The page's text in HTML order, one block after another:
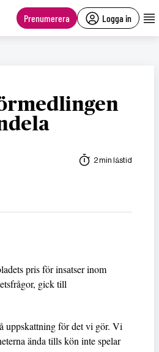
Prenumerera Logga in
2 min lästid
pris för insatser inom
gick till
uppskattning för det vi gör. Vi
ända tills kön inte spelar